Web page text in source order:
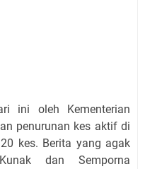
ini oleh Kementerian
penurunan kes aktif di
kes. Berita yang agak
dan Semporna